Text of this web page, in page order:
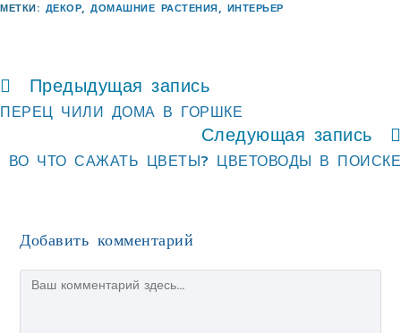
МЕТКИ: ДЕКОР, ДОМАШНИЕ РАСТЕНИЯ, ИНТЕРЬЕР
Предыдущая запись
ПЕРЕЦ ЧИЛИ ДОМА В ГОРШКЕ
Следующая запись
ВО ЧТО САЖАТЬ ЦВЕТЫ? ЦВЕТОВОДЫ В ПОИСКЕ
Добавить комментарий